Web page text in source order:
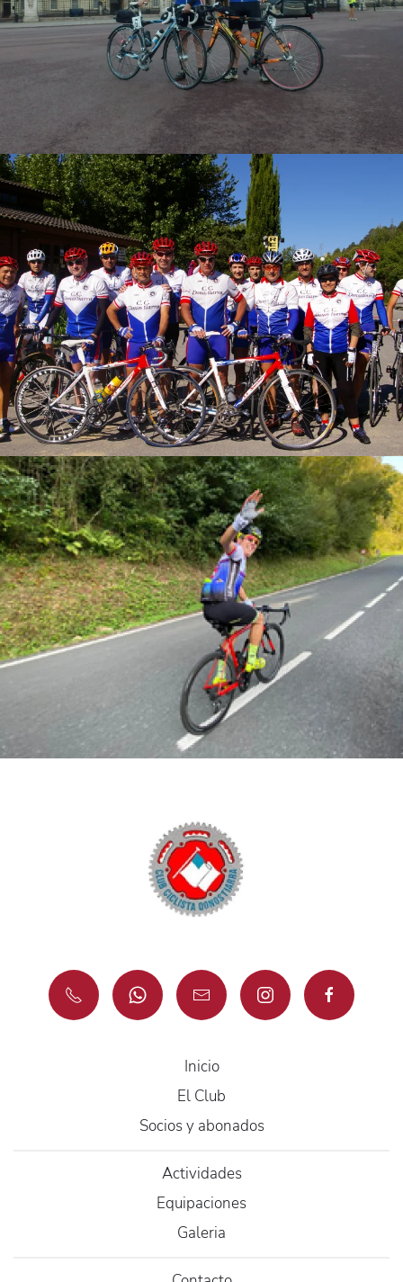
Inicio
El Club
Socios y abonados
Actividades
Equipaciones
Galeria